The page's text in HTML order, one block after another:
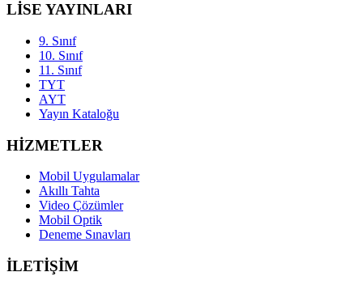
LİSE YAYINLARI
9. Sınıf
10. Sınıf
11. Sınıf
TYT
AYT
Yayın Kataloğu
HİZMETLER
Mobil Uygulamalar
Akıllı Tahta
Video Çözümler
Mobil Optik
Deneme Sınavları
İLETİŞİM